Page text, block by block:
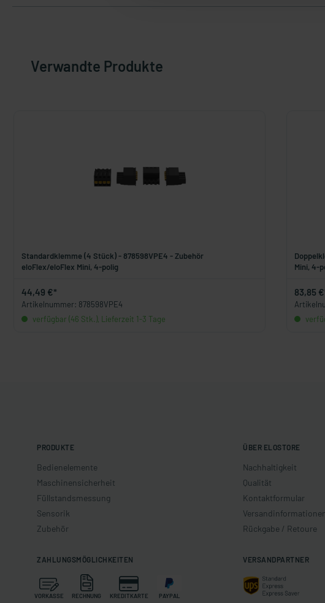
Verwandte Produkte
Standardklemme (4 Stück) - 878598VPE4 - Zubehör
eloFlex/eloFlex Mini, 4-polig
44,49 €*
Artikelnummer: 878598VPE4
verfügbar (46 Stk.), Lieferzeit 1-3 Tage
Mini, 4-
83,85
PRODUKTE
Bedienelemente
Maschinensicherheit
Füllstandsmessung
Sensorik
Zubehör
ÜBER ELOSTORE
Nachhaltigkeit
Qualität
Kontaktformular
Versandinformationen
Rückgabe / Retoure
ZAHLUNGSMÖGLICHKEITEN
VORKASSE RECHNUNG KREDITKARTE PAYPAL
VERSANDPARTNER